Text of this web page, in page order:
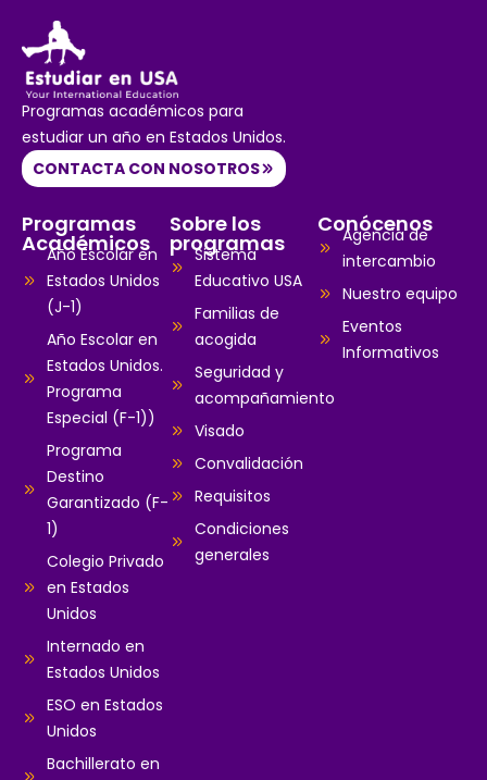
Programas académicos para
estudiar un año en Estados Unidos.
CONTACTA CON NOSOTROS
Programas
Académicos
Año Escolar en
Estados Unidos
(J-1)
Año Escolar en
Estados Unidos.
Programa
Especial (F-1))
Programa
Destino
Garantizado (F-
1)
Colegio Privado
en Estados
Unidos
Internado en
Estados Unidos
ESO en Estados
Unidos
Bachillerato en
Sobre los
programas
Sistema
Educativo USA
Familias de
acogida
Seguridad y
acompañamiento
Visado
Convalidación
Requisitos
Condiciones
generales
Conócenos
Agencia de
intercambio
Nuestro equipo
Eventos
Informativos